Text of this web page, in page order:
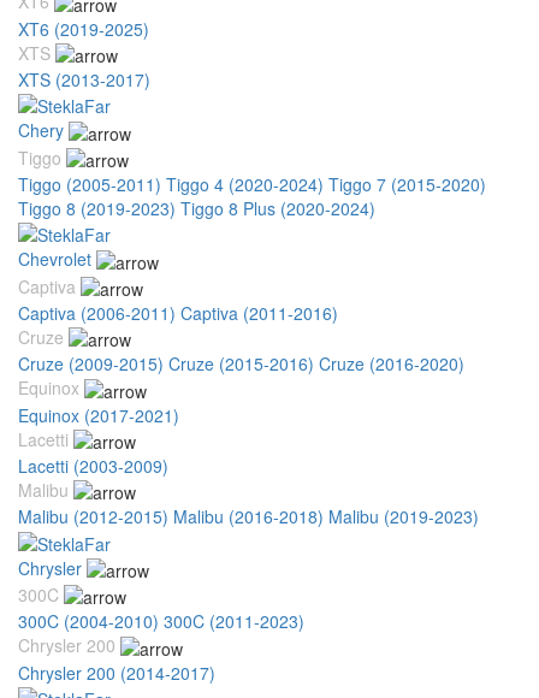
XT6 (2019-2025)
XTS
XTS (2013-2017)
Chery
Tiggo
Tiggo (2005-2011) Tiggo 4 (2020-2024) Tiggo 7 (2015-2020)
Tiggo 8 (2019-2023) Tiggo 8 Plus (2020-2024)
Chevrolet
Captiva
Captiva (2006-2011) Captiva (2011-2016)
Cruze
Cruze (2009-2015) Cruze (2015-2016) Cruze (2016-2020)
Equinox
Equinox (2017-2021)
Lacetti
Lacetti (2003-2009)
Malibu
Malibu (2012-2015) Malibu (2016-2018) Malibu (2019-2023)
Chrysler
300C
300C (2004-2010) 300C (2011-2023)
Chrysler 200
Chrysler 200 (2014-2017)